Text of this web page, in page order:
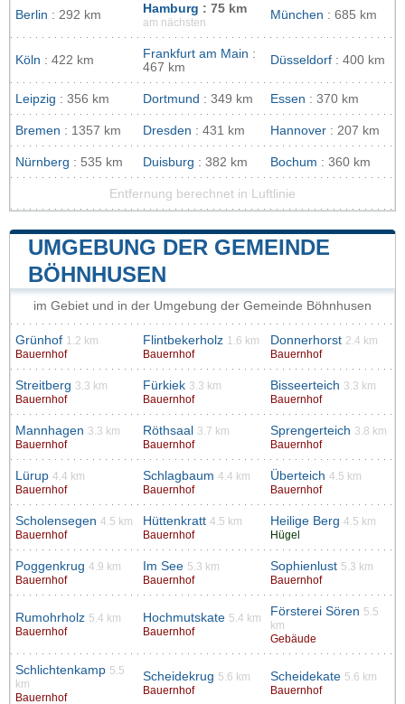
Berlin : 292 km Hamburg : 75 km
am nächsten
München : 685 km
Köln : 422 km Frankfurt am Main :
467 km
Düsseldorf : 400 km
Leipzig : 356 km Dortmund : 349 km Essen : 370 km
Bremen : 1357 km Dresden : 431 km Hannover : 207 km
Nürnberg : 535 km Duisburg : 382 km Bochum : 360 km
Entfernung berechnet in Luftlinie
UMGEBUNG DER GEMEINDE
BÖHNHUSEN
im Gebiet und in der Umgebung der Gemeinde Böhnhusen
Grünhof 1.2 km
Bauernhof
Flintbekerholz 1.6 km
Bauernhof
Donnerhorst 2.4 km
Bauernhof
Streitberg 3.3 km
Bauernhof
Fürkiek 3.3 km
Bauernhof
Bisseerteich 3.3 km
Bauernhof
Mannhagen 3.3 km
Bauernhof
Röthsaal 3.7 km
Bauernhof
Sprengerteich 3.8 km
Bauernhof
Lürup 4.4 km
Bauernhof
Schlagbaum 4.4 km
Bauernhof
Überteich 4.5 km
Bauernhof
Scholensegen 4.5 km
Bauernhof
Hüttenkratt 4.5 km
Bauernhof
Heilige Berg 4.5 km
Hügel
Poggenkrug 4.9 km
Bauernhof
Im See 5.3 km
Bauernhof
Sophienlust 5.3 km
Bauernhof
Rumohrholz 5.4 km
Bauernhof
Hochmutskate 5.4 km
Bauernhof
Försterei Sören 5.5
km
Gebäude
Schlichtenkamp 5.5
km
Bauernhof
Scheidekrug 5.6 km
Bauernhof
Scheidekate 5.6 km
Bauernhof